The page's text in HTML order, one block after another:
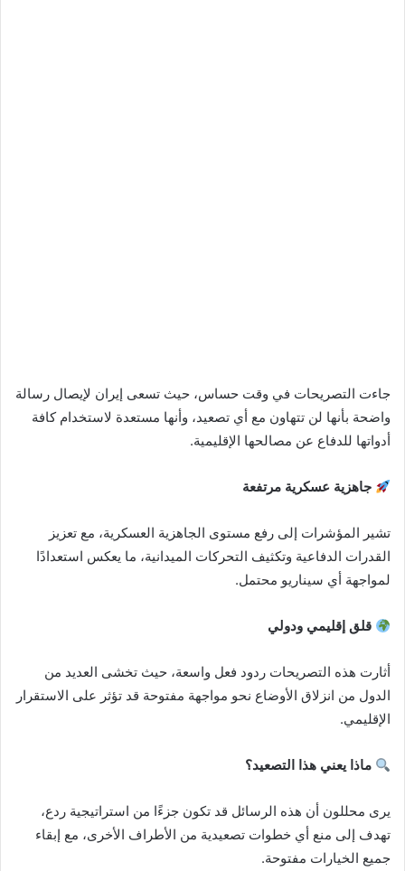
جاءت التصريحات في وقت حساس، حيث تسعى إيران لإيصال رسالة
واضحة بأنها لن تتهاون مع أي تصعيد، وأنها مستعدة لاستخدام كافة
أدواتها للدفاع عن مصالحها الإقليمية.
جاهزية عسكرية مرتفعة
تشير المؤشرات إلى رفع مستوى الجاهزية العسكرية، مع تعزيز
القدرات الدفاعية وتكثيف التحركات الميدانية، ما يعكس استعدادًا
لمواجهة أي سيناريو محتمل.
قلق إقليمي ودولي
أثارت هذه التصريحات ردود فعل واسعة، حيث تخشى العديد من
الدول من انزلاق الأوضاع نحو مواجهة مفتوحة قد تؤثر على الاستقرار
الإقليمي.
ماذا يعني هذا التصعيد؟
يرى محللون أن هذه الرسائل قد تكون جزءًا من استراتيجية ردع،
تهدف إلى منع أي خطوات تصعيدية من الأطراف الأخرى، مع إبقاء
جميع الخيارات مفتوحة.